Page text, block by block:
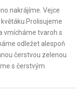
nakrájíme. Vejce
vmícháme tvaroh s
odležet alespoň
čerstvou zelenou
s čerstvým